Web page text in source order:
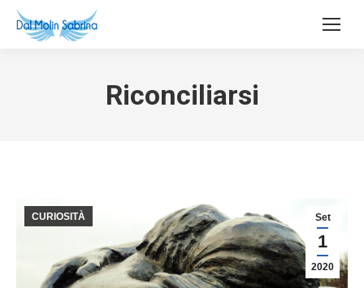
Riconciliarsi
Set
1
2020
CURIOSITÀ